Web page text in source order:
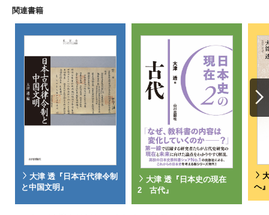
関連書籍
大津 透『日本古代律令制
と中国文明』
大津 透『日本史の現在
2 古代』
へ』